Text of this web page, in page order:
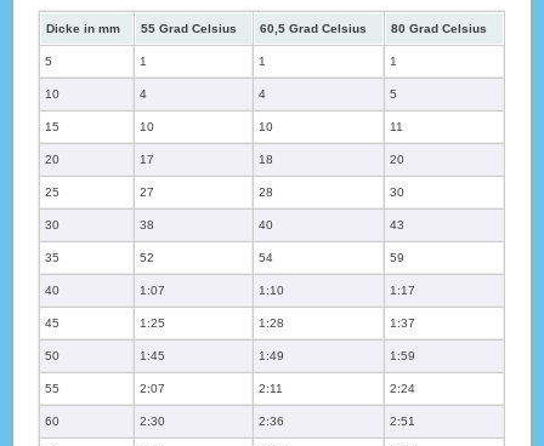
Dicke in mm 55 Grad Celsius 60,5 Grad Celsius 80 Grad Celsius
5 1 1 1
10 4 4 5
15 10 10 11
20 17 18 20
25 27 28 30
30 38 40 43
35 52 54 59
40 1:07 1:10 1:17
45 1:25 1:28 1:37
50 1:45 1:49 1:59
55 2:07 2:11 2:24
60 2:30 2:36 2:51